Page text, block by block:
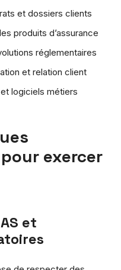
et dossiers clients
produits d’assurance
réglementaires
et relation client
logiciels métiers
exercer
et